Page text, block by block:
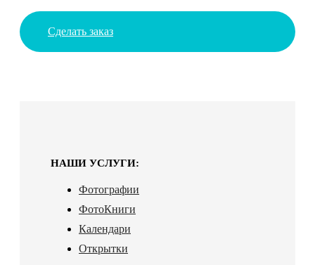
Сделать заказ
НАШИ УСЛУГИ:
Фотографии
ФотоКниги
Календари
Открытки